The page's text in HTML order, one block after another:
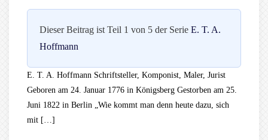
Dieser Beitrag ist Teil 1 von 5 der Serie E. T. A.
Hoffmann
E. T. A. Hoffmann Schriftsteller, Komponist, Maler, Jurist
Geboren am 24. Januar 1776 in Königsberg Gestorben am 25.
Juni 1822 in Berlin „Wie kommt man denn heute dazu, sich
mit […]